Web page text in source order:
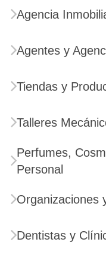
Agencia
Agentes y
Tiendas y
Talleres
Perfumes,
Personal
Organizaciones
Dentistas y